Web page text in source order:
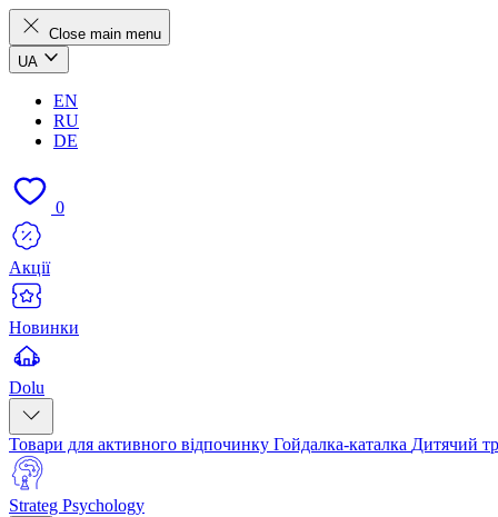
Close main menu
UA
EN
RU
DE
0
Акції
Новинки
Dolu
Товари для активного відпочинку Гойдалка-каталка Дитячий
Strateg Psychology